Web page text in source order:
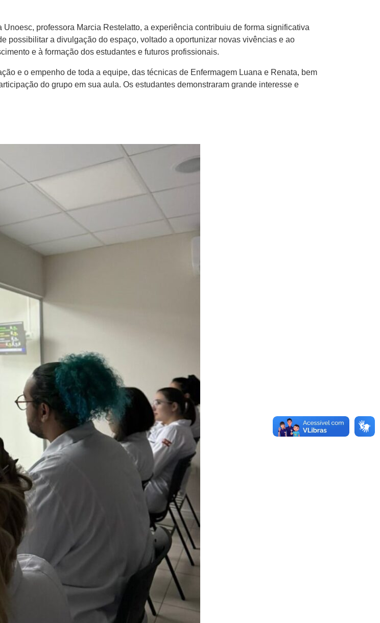
professora Marcia Restelatto, a experiência contribuiu de forma significativa
possibilitar a divulgação do espaço, voltado a oportunizar novas vivências e ao
e à formação dos estudantes e futuros profissionais.
e o empenho de toda a equipe, das técnicas de Enfermagem Luana e Renata, bem
do grupo em sua aula. Os estudantes demonstraram grande interesse e